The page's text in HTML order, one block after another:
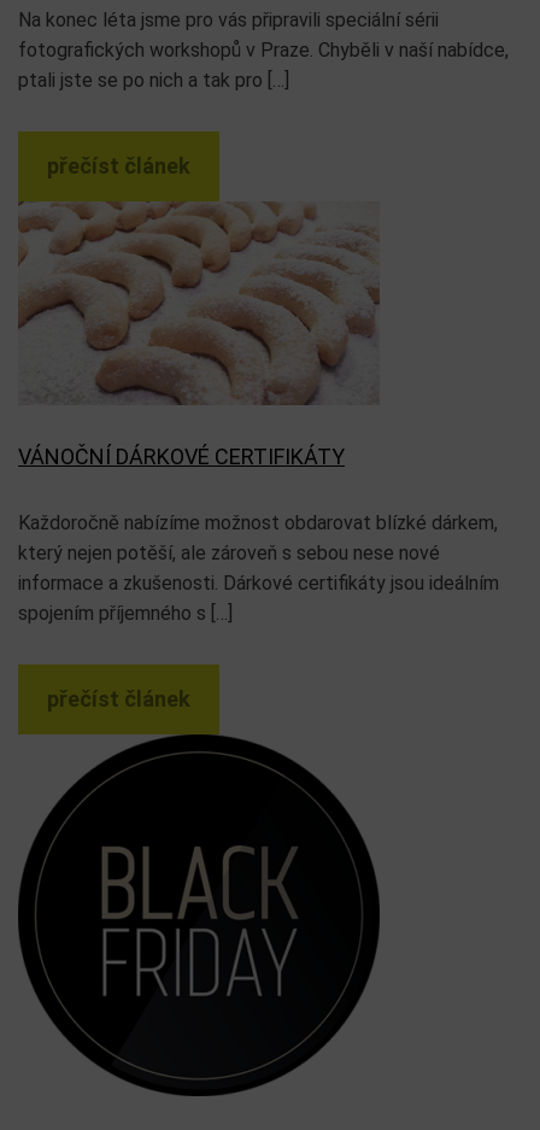
Na konec léta jsme pro vás připravili speciální sérii
fotografických workshopů v Praze. Chyběli v naší nabídce,
ptali jste se po nich a tak pro […]
přečíst článek
VÁNOČNÍ DÁRKOVÉ CERTIFIKÁTY
Každoročně nabízíme možnost obdarovat blízké dárkem,
který nejen potěší, ale zároveň s sebou nese nové
informace a zkušenosti. Dárkové certifikáty jsou ideálním
spojením příjemného s […]
přečíst článek